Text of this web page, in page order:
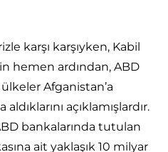
karşı karşıyken, Kabil
hemen ardından, ABD
Afganistan’a
aldıklarını açıklamışlardır.
bankalarında tutulan
ait yaklaşık 10 milyar